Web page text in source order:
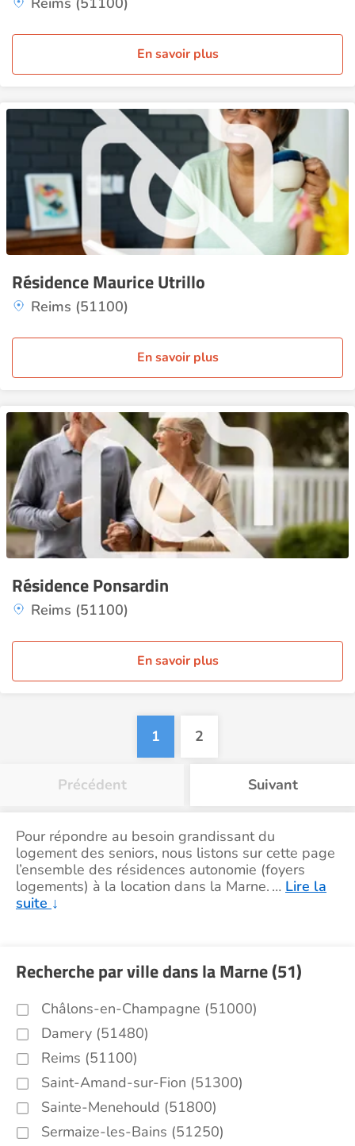
En savoir plus
Résidence Maurice Utrillo
Reims (51100)
En savoir plus
Résidence Ponsardin
Reims (51100)
En savoir plus
1 2
Précédent Suivant
Pour répondre au besoin grandissant du
logement des seniors, nous listons sur cette page
l’ensemble des résidences autonomie (foyers
logements) à la location dans la Marne. … Lire la
suite ↓
Recherche par ville dans la Marne (51)
Châlons-en-Champagne (51000)
Damery (51480)
Reims (51100)
Saint-Amand-sur-Fion (51300)
Sainte-Menehould (51800)
Sermaize-les-Bains (51250)